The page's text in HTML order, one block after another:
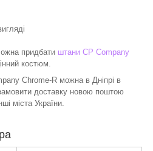
придбати штани CP Company
костюм.
Chrome-R можна в Дніпрі в
доставку новою поштою
міста України.